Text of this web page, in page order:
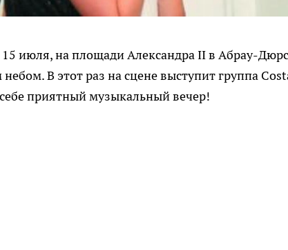
15 июля, на площади Александра II в Абрау-
В этот раз на сцене выступит группа
приятный музыкальный вечер!